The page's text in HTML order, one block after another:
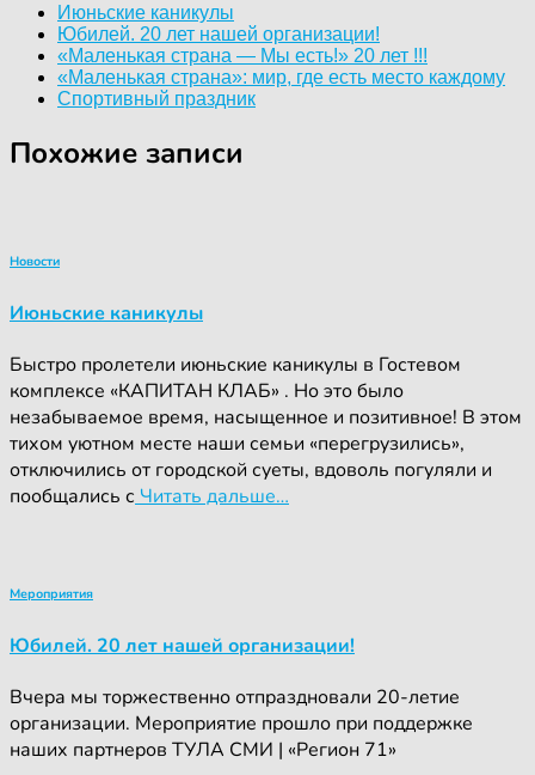
Июньские каникулы
Юбилей. 20 лет нашей организации!
«Маленькая страна — Мы есть!» 20 лет !!!
«Маленькая страна»: мир, где есть место каждому
Спортивный праздник
Похожие записи
Новости
Июньские каникулы
Быстро пролетели июньские каникулы в Гостевом
комплексе «КАПИТАН КЛАБ» . Но это было
незабываемое время, насыщенное и позитивное! В этом
тихом уютном месте наши семьи «перегрузились»,
отключились от городской суеты, вдоволь погуляли и
пообщались с Читать дальше…
Мероприятия
Юбилей. 20 лет нашей организации!
Вчера мы торжественно отпраздновали 20-летие
организации. Мероприятие прошло при поддержке
наших партнеров ТУЛА СМИ | «Регион 71»